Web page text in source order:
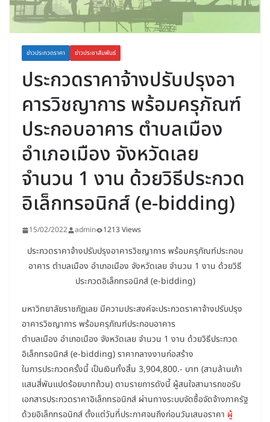
ข่าวประกวดราคา ข่าวประชาสัมพันธ์
ประกวดราคาจ้างปรับปรุงอา
คารวิชญาการ พร้อมครุภัณฑ์
ประกอบอาคาร ตำบลเมือง
อำเภอเมือง จังหวัดเลย
จำนวน 1 งาน ด้วยวิธีประกวด
อิเล็กทรอนิกส์ (e-bidding)
15/02/2022 admin 1213 Views
ประกวดราคาจ้างปรับปรุงอาคารวิชญาการ พร้อมครุภัณฑ์ประกอบ
อาคาร ตำบลเมือง อำเภอเมือง จังหวัดเลย จำนวน 1 งาน ด้วยวิธี
ประกวดอิเล็กทรอนิกส์ (e-bidding)
มหาวิทยาลัยราชภัฏเลย มีความประสงค์จะประกวดราคาจ้างปรับปรุง
อาคารวิชญาการ พร้อมครุภัณฑ์ประกอบอาคาร
ตำบลเมือง อำเภอเมือง จังหวัดเลย จำนวน 1 งาน ด้วยวิธีประกวด
อิเล็กทรอนิกส์ (e-bidding) ราคากลางงานก่อสร้าง
ในการประกวดครั้งนี้ เป็นเงินทั้งสิ้น 3,904,800.- บาท (สามล้านเก้า
แสนสี่พันแปดร้อยบาทถ้วน) ตามรายการดังนี้ ผู้สนใจสามารถขอรับ
เอกสารประกวดราคาอิเล็กทรอนิกส์ ผ่านทางระบบจัดซื้อจัดจ้างภาครัฐ
ด้วยอิเล็กทรอนิกส์ ตั้งแต่วันที่ประกาศจนถึงก่อนวันเสนอราคา ผู้